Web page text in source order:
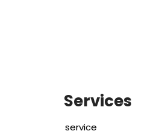
Services
service